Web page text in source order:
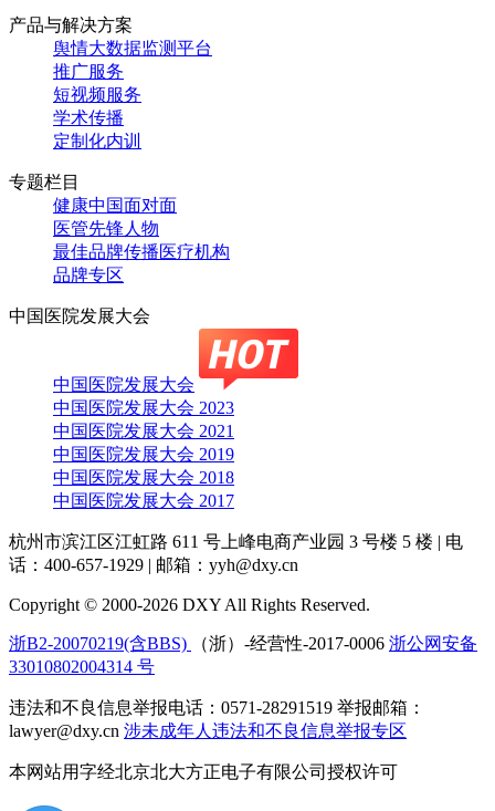
产品与解决方案
舆情大数据监测平台
推广服务
短视频服务
学术传播
定制化内训
专题栏目
健康中国面对面
医管先锋人物
最佳品牌传播医疗机构
品牌专区
中国医院发展大会
中国医院发展大会
中国医院发展大会 2023
中国医院发展大会 2021
中国医院发展大会 2019
中国医院发展大会 2018
中国医院发展大会 2017
杭州市滨江区江虹路 611 号上峰电商产业园 3 号楼 5 楼 | 电
话：400-657-1929 | 邮箱：yyh@dxy.cn
Copyright © 2000-2026 DXY All Rights Reserved.
浙B2-20070219(含BBS) （浙）-经营性-2017-0006 浙公网安备
33010802004314 号
违法和不良信息举报电话：0571-28291519 举报邮箱：
lawyer@dxy.cn 涉未成年人违法和不良信息举报专区
本网站用字经北京北大方正电子有限公司授权许可